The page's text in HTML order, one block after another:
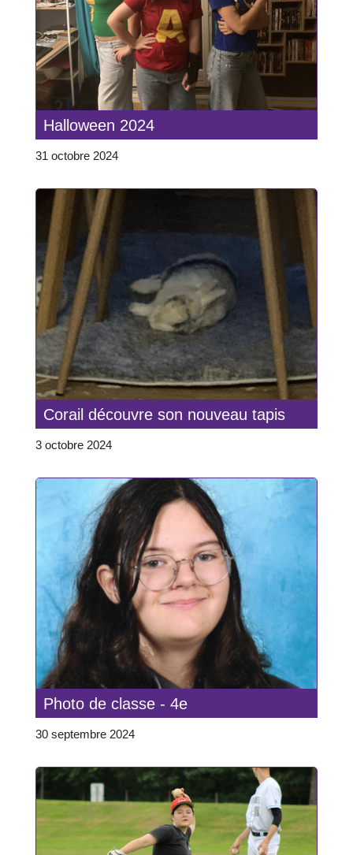
Halloween 2024
31 octobre 2024
Corail découvre son nouveau tapis
3 octobre 2024
Photo de classe - 4e
30 septembre 2024